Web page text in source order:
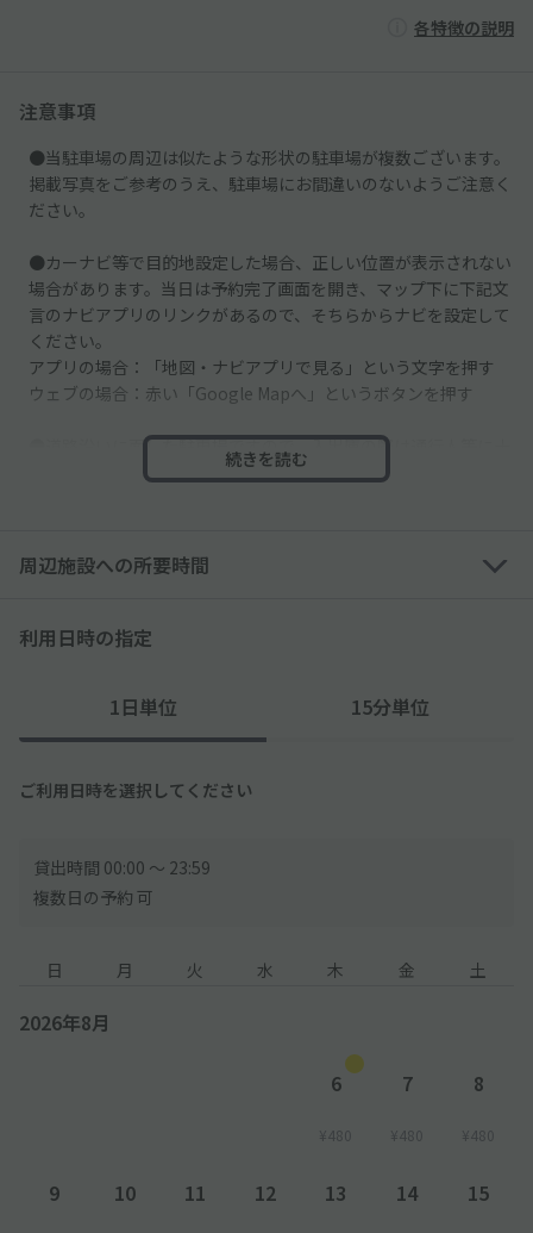
各特徴の説明
注意事項
●当駐車場の周辺は似たような形状の駐車場が複数ございます。
掲載写真をご参考のうえ、駐車場にお間違いのないようご注意く
ださい。
●カーナビ等で目的地設定した場合、正しい位置が表示されない
場合があります。当日は予約完了画面を開き、マップ下に下記文
言のナビアプリのリンクがあるので、そちらからナビを設定して
ください。
アプリの場合：「地図・ナビアプリで見る」という文字を押す
ウェブの場合：赤い「Google Mapへ」というボタンを押す
●道路沿いに面した駐車場ですので、入出庫の際は通行人等に十
分お気をつけてください。
動」にご配慮くださいませ。
意ください。
い。
続きを読む
周辺施設への所要時間
利用日時の指定
1日単位 15分単位
ご利用日時を選択してください
貸出時間 00:00 〜 23:59
複数日の予約 可
日 月 火 水 木 金 土
2026年8月
6
¥480
7
¥480
8
¥480
9 10 11 12 13 14 15